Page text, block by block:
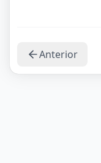
Anterior